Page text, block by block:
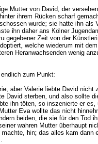
Mutter von David, der
ihrem Rücken scharf
wurde; sie hatte ihn als
ihn daher ans Kölner
gegebener Zeit von der
welche wiederum mit
Heranwachsenden wenig
zum Punkt:
aber Valerie liebte David nicht
David sterben, und also sollte
ihn töten, so inszenierte er es,
Eva wollte das nicht
beiden, die sie für den Tod
wahren Mutter überhaupt
machte, hin; das alles kam dann